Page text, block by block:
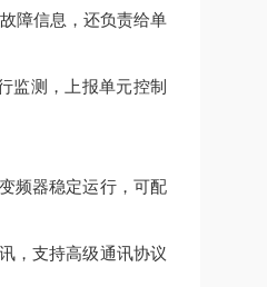
障信息，还负责给单
监测，上报单元控制
频器稳定运行，可配
，支持高级通讯协议